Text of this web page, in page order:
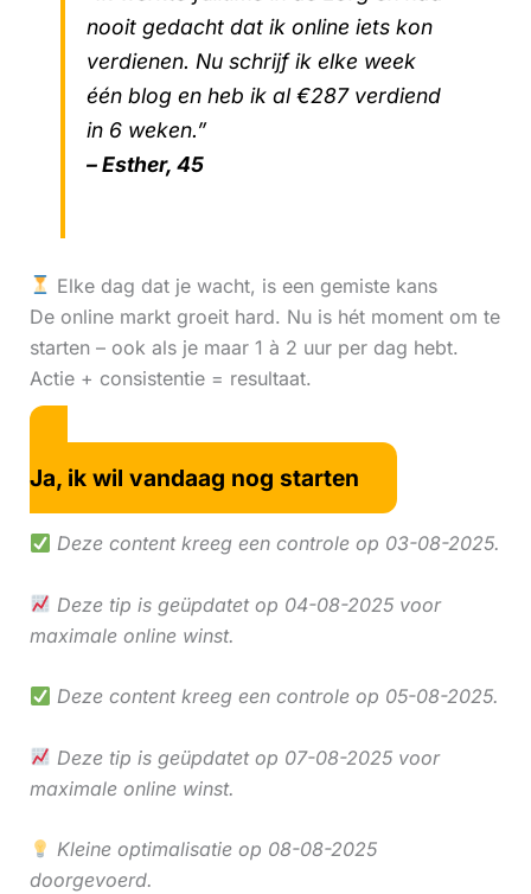
nooit gedacht dat ik online iets kon
verdienen. Nu schrijf ik elke week
één blog en heb ik al €287 verdiend
in 6 weken.”
– Esther, 45
Elke dag dat je wacht, is een gemiste kans
De online markt groeit hard. Nu is hét moment om te
starten – ook als je maar 1 à 2 uur per dag hebt.
Actie + consistentie = resultaat.
Ja, ik wil vandaag nog starten
Deze content kreeg een controle op 03-08-2025.
Deze tip is geüpdatet op 04-08-2025 voor
maximale online winst.
Deze content kreeg een controle op 05-08-2025.
Deze tip is geüpdatet op 07-08-2025 voor
maximale online winst.
Kleine optimalisatie op 08-08-2025
doorgevoerd.